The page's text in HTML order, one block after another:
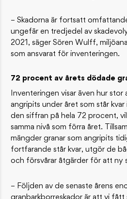
– Skadorna är fortsatt
ungefär en tredjedel av
2021, säger Sören Wulff,
som ansvarat för inventeringen.
72 procent av årets dödade
Inventeringen visar även hur stor
angripits under året som står kvar
den siffran på hela 72 procent,
samma nivå som förra året.
mängder granar som angripits
fortfarande står kvar, utgör de
och försvårar åtgärder för att ny
– Följden av de senaste årens
granbarkborreskador är att vi fått